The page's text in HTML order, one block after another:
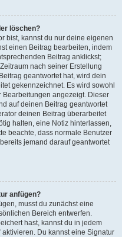
löschen?
bist, kannst du nur deine eigenen
einen Beitrag bearbeiten, indem
Beitrag anklickst;
nach seiner Erstellung
geantwortet hat, wird dein
gekennzeichnet. Es wird sowohl
Bearbeitungen angezeigt. Dieser
auf deinen Beitrag geantwortet
deinen Beitrag überarbeitet
halten, eine Notiz hinterlassen,
beachte, dass normale Benutzer
jemand darauf geantwortet
anfügen?
musst du zunächst eine
Bereich entwerfen.
hast, kannst du in jedem
aktivieren. Du kannst eine Signatur